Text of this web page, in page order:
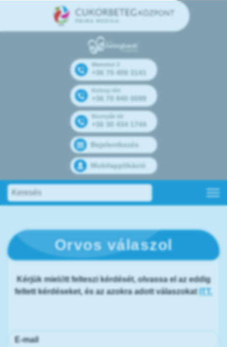
Mammut 2
+36 70 409 3141
Kolosy téri
+36 70 940 0099
Bosnyák tér
+36 30 434 1744
Bejelentkezés
Mobilapplikáció
Orvos válaszol
Kérjük mielőtt felteszi kérdését, olvassa el az eddig
feltett kérdéseket, és az azokra adott válaszokat
ITT.